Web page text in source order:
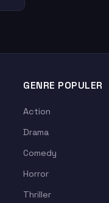
GENRE POPULER
Action
Drama
Comedy
Horror
Thriller